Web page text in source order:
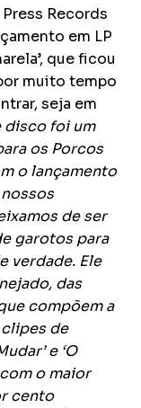
Records
em LP
que ficou
muito tempo
seja em
disco foi um
os Porcos
o lançamento
de ser
garotos para
verdade. Ele
das
compõem a
de
e ‘O
o maior
cento